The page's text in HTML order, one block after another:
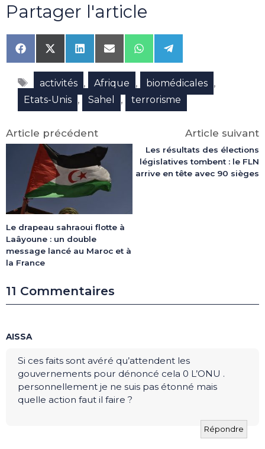
Partager l'article
Share
on
Facebook
Share
on
X
(Twitter)
Share
on
LinkedIn
Share
on
Email
Share
on
WhatsApp
Share
on
Telegram
Étiquettes
activités , Afrique , biomédicales ,
Etats-Unis , Sahel , terrorisme
Article précédent
Le drapeau sahraoui flotte à
Laâyoune : un double
message lancé au Maroc et à
la France
Article suivant
Les résultats des élections
législatives tombent : le FLN
arrive en tête avec 90 sièges
11 Commentaires
AISSA
Si ces faits sont avéré qu’attendent les
gouvernements pour dénoncé cela 0 L’ONU .
personnellement je ne suis pas étonné mais
quelle action faut il faire ?
Répondre